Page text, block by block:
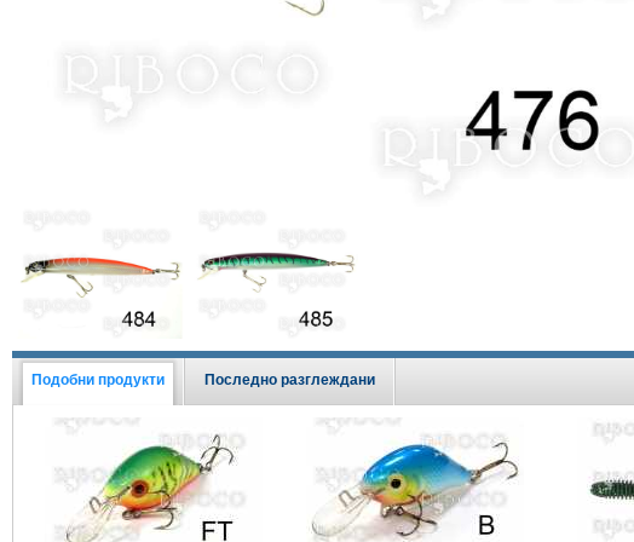
Подобни продукти Последно разглеждани